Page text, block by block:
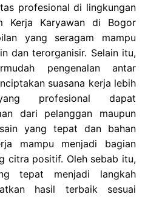
profesional di lingkungan
Kerja Karyawan di Bogor
yang seragam mampu
dan terorganisir. Selain itu,
pengenalan antar
suasana kerja lebih
profesional dapat
dari pelanggan maupun
yang tepat dan bahan
mampu menjadi bagian
citra positif. Oleh sebab itu,
tepat menjadi langkah
hasil terbaik sesuai